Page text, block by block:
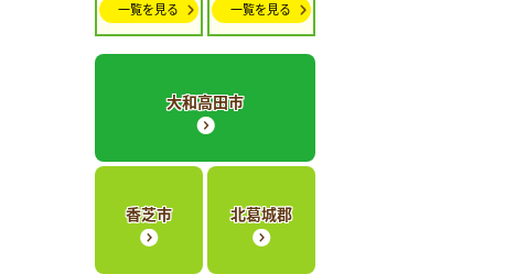
一覧を見る 一覧を見る
大和高田市
香芝市 北葛城郡